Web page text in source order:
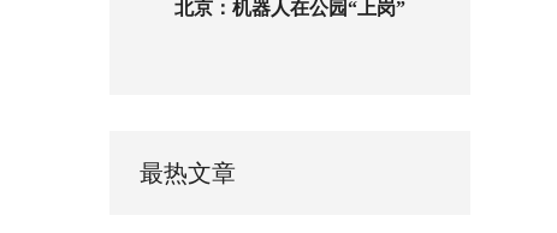
北京：机器人在公园“上岗”
最热文章